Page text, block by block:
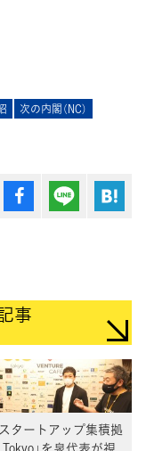
次の内閣（NC）
ポスト シェア Lineで送
事
スタートアップ集積拠